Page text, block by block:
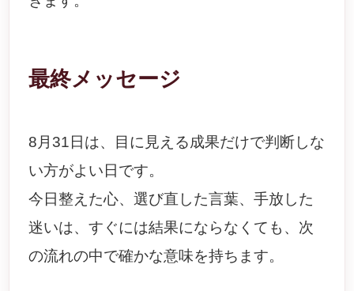
最終メッセージ
8月31日は、目に見える成果だけで判断しな
い方がよい日です。
今日整えた心、選び直した言葉、手放した
迷いは、すぐには結果にならなくても、次
の流れの中で確かな意味を持ちます。